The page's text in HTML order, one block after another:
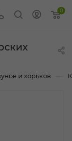
0
и хорьков